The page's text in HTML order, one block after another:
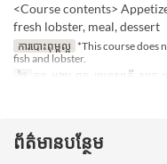
<Course contents>
fresh lobster, meal, dessert
ការបោះពុម្ពល្អ *This course does
fish and lobster.
ថ្ងៃ
ចន្ទ, អង្គារ, ពុធ, ព្រហស្បតិ៍, សុក្រ
ព័ត៌មានបន្ថែម